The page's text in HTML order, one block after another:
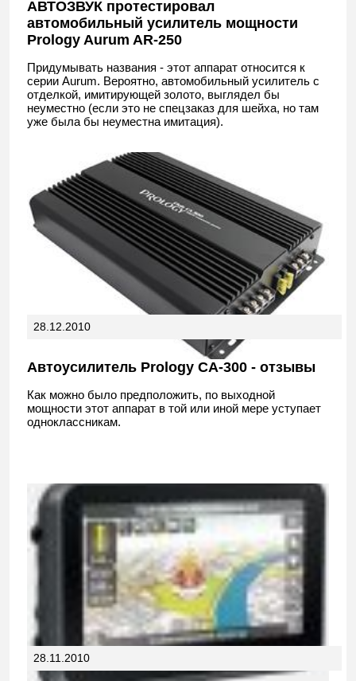
АВТОЗВУК протестировал
автомобильный усилитель мощности
Prology Aurum AR-250
Придумывать названия - этот аппарат относится к
серии Aurum. Вероятно, автомобильный усилитель с
отделкой, имитирующей золото, выглядел бы
неуместно (если это не спецзаказ для шейха, но там
уже была бы неуместна имитация).
28.12.2010
Автоусилитель Prology CA-300 - отзывы
Как можно было предположить, по выходной
мощности этот аппарат в той или иной мере уступает
одноклассникам.
28.11.2010